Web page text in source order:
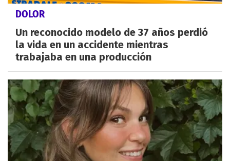
DOLOR
Un reconocido modelo de 37 años perdió
la vida en un accidente mientras
trabajaba en una producción